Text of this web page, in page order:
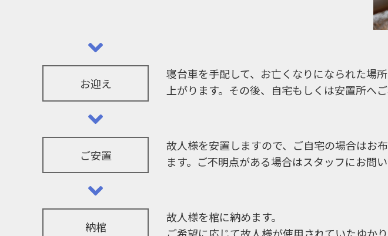
お迎え
寝台車を手配して、お亡くなりになられた場
上がります。その後、自宅もしくは安置所へ
ご安置
故人様を安置しますので、ご自宅の場合はお
ます。ご不明点がある場合はスタッフにお問
納棺
故人様を棺に納めます。